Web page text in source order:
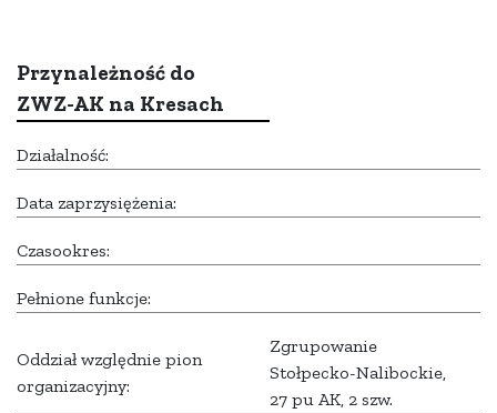
Przynależność do
ZWZ-AK na Kresach
Działalność:
Data zaprzysiężenia:
Czasookres:
Pełnione funkcje:
Oddział względnie pion
organizacyjny:
Zgrupowanie
Stołpecko-Nalibockie,
27 pu AK, 2 szw.